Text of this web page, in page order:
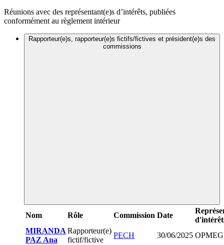
Réunions avec des représentant(e)s d’intérêts, publiées
conformément au règlement intérieur
Rapporteur(e)s, rapporteur(e)s fictifs/fictives et président(e)s des
commissions
Nom Rôle Commission Date
MIRANDA
PAZ Ana
Rapporteur(e)
fictif/fictive
PECH 30/06/2025